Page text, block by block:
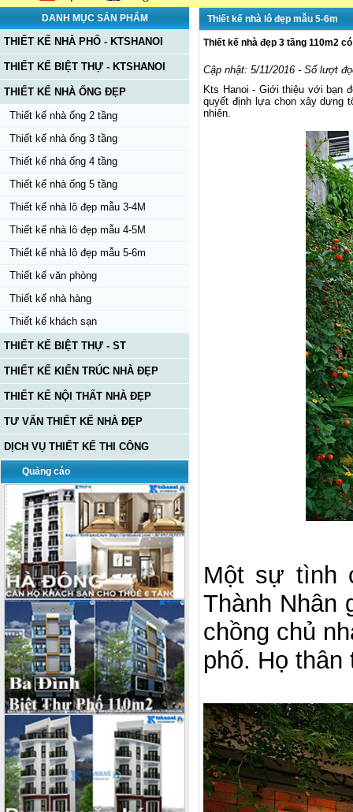
DANH MỤC SẢN PHẨM
THIẾT KẾ NHÀ PHỐ - KTSHANOI
THIẾT KẾ BIỆT THỰ - KTSHANOI
THIẾT KẾ NHÀ ỐNG ĐẸP
Thiết kế nhà ống 2 tầng
Thiết kế nhà ống 3 tầng
Thiết kế nhà ống 4 tầng
Thiết kế nhà ống 5 tầng
Thiết kế nhà lô đẹp mẫu 3-4M
Thiết kế nhà lô đẹp mẫu 4-5M
Thiết kế nhà lô đẹp mẫu 5-6m
Thiết kế văn phòng
Thiết kế nhà hàng
Thiết kế khách sạn
THIẾT KẾ BIỆT THỰ - ST
THIẾT KẾ KIẾN TRÚC NHÀ ĐẸP
THIẾT KẾ NỘI THẤT NHÀ ĐẸP
TƯ VẤN THIẾT KẾ NHÀ ĐẸP
DỊCH VỤ THIẾT KẾ THI CÔNG
Quảng cáo
Thiết kế nhà lô đẹp mẫu 5-6m
Thiết kế nhà đẹp 3 tầng 110m2
Cập nhật: 5/11/2016 - Số lượt
Kts Hanoi - Giới thiệu với bạn
quyết định lựa chọn xây dựng
nhiên.
Một sự tình
Thành Nhân
chồng chủ
phố. Họ